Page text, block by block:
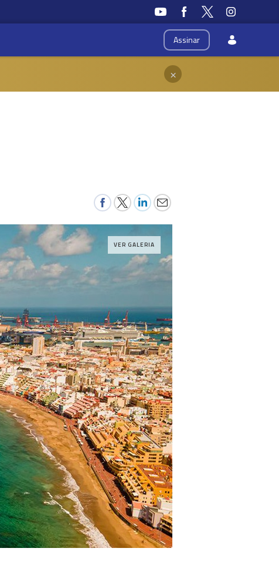
Assinar
×
VER GALERIA